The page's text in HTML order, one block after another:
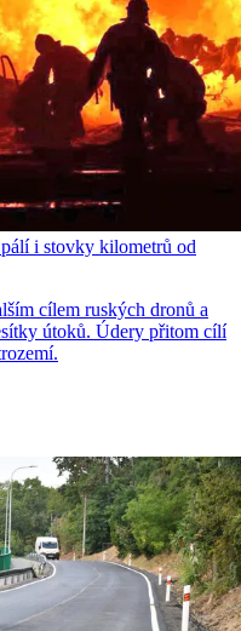
i stovky kilometrů od
cílem ruských dronů a
útoků. Údery přitom cílí